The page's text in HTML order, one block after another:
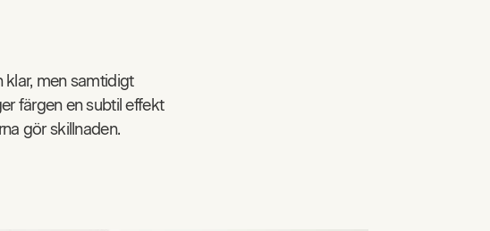
klar, men samtidigt
färgen en subtil effekt
gör skillnaden.